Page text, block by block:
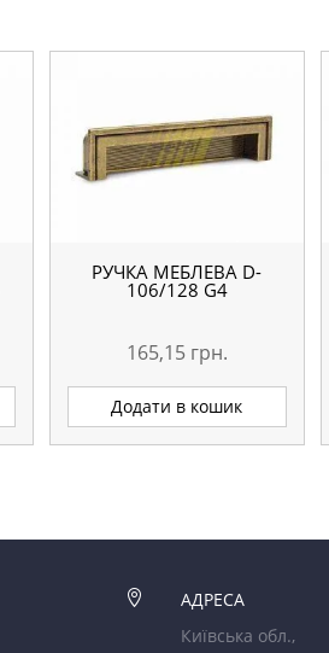
РУЧКА МЕБЛЕВА D-
106/128 G4
165,15 грн.
Додати в кошик

АДРЕСА
Київська обл.,